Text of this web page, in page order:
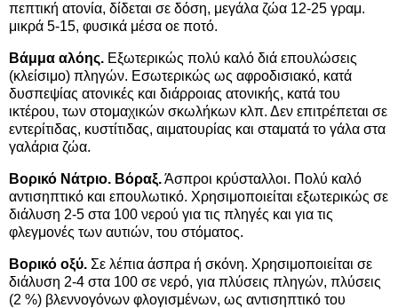
πεπτική ατονία, δίδεται σε δόση, μεγάλα ζώα 12-25 γραμ.
μικρά 5-15, φυσικά μέσα οε ποτό.
Βάμμα αλόης. Εξωτερικώς πολύ καλό διά επουλώσεις
(κλείσιμο) πληγών. Εσωτερικώς ως αφροδισιακό, κατά
δυσπεψίας ατονικές και διάρροιας ατονικής, κατά του
ικτέρου, των στομαχικών σκωλήκων κλπ. Δεν επιτρέπεται σε
εντερίτιδας, κυστίτιδας, αιματουρίας και σταματά το γάλα στα
γαλάρια ζώα.
Βορικό Νάτριο. Βόραξ.Άσπροι κρύσταλλοι. Πολύ καλό
αντισηπτικό και επουλωτικό. Χρησιμοποιείται εξωτερικώς σε
διάλυση 2-5 στα 100 νερού για τις πληγές και για τις
φλεγμονές των αυτιών, του στόματος.
Βορικό οξύ. Σε λέπια άσπρα ή σκόνη. Χρησιμοποιείται σε
διάλυση 2-4 στα 100 σε νερό, για πλύσεις πληγών, πλύσεις
(2 %) βλεννογόνων φλογισμένων, ως αντισηπτικό του